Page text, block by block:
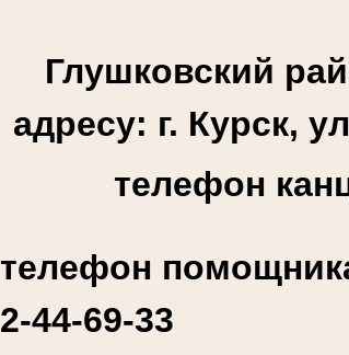
Глушковский
адресу: г. Курск,
телефон
телефон
2-44-69-33